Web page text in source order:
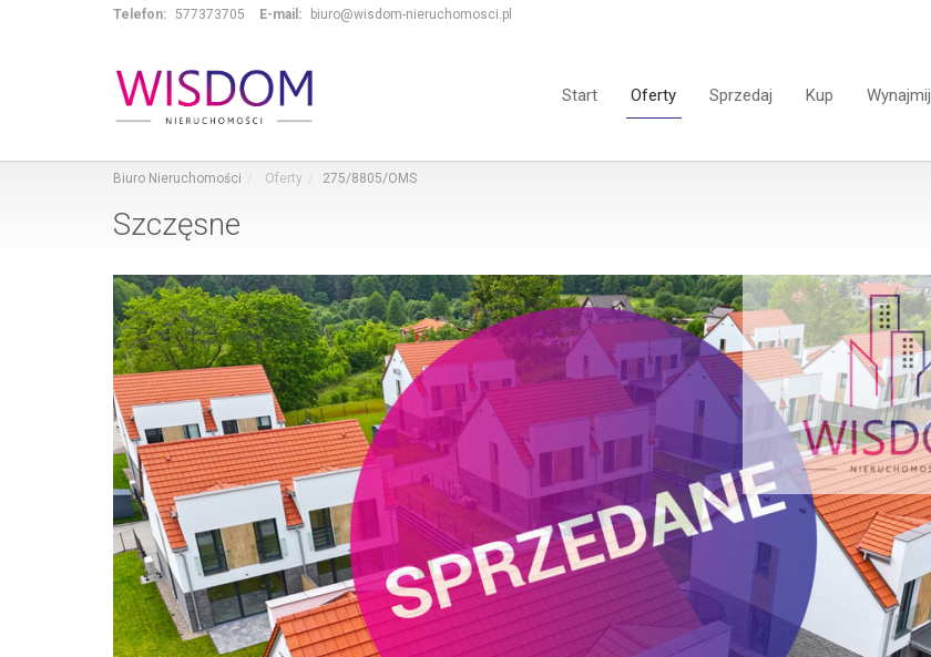
Telefon: 577373705 E-mail: biuro@wisdom-nieruchomosci.pl
Start Oferty Sprzedaj Kup Wynajmij
Biuro Nieruchomości Oferty 275/8805/OMS
Szczęsne